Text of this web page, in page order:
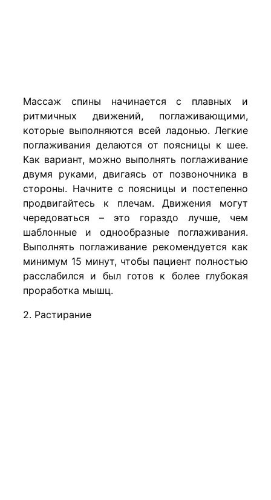
Массаж спины начинается с плавных и
ритмичных движений, поглаживающими,
которые выполняются всей ладонью. Легкие
поглаживания делаются от поясницы к шее.
Как вариант, можно выполнять поглаживание
двумя руками, двигаясь от позвоночника в
стороны. Начните с поясницы и постепенно
продвигайтесь к плечам. Движения могут
чередоваться – это гораздо лучше, чем
шаблонные и однообразные поглаживания.
Выполнять поглаживание рекомендуется как
минимум 15 минут, чтобы пациент полностью
расслабился и был готов к более глубокая
проработка мышц.
2. Растирание